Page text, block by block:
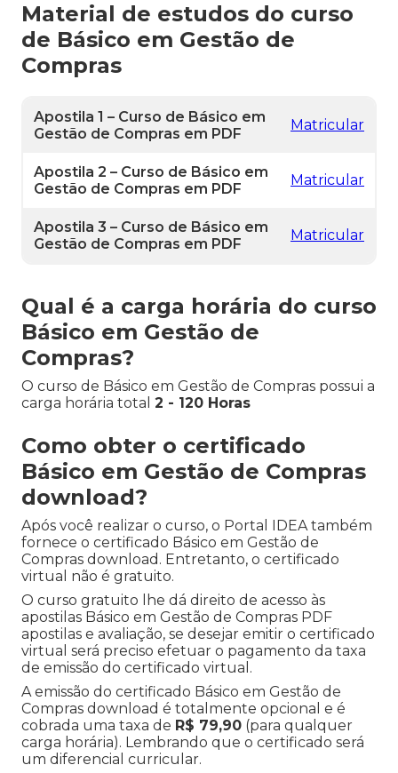
Material de estudos do curso
de Básico em Gestão de
Compras
Apostila 1 – Curso de Básico em
Gestão de Compras em PDF
Matricular
Apostila 2 – Curso de Básico em
Gestão de Compras em PDF
Matricular
Apostila 3 – Curso de Básico em
Gestão de Compras em PDF
Matricular
Qual é a carga horária do curso
Básico em Gestão de
Compras?
O curso de Básico em Gestão de Compras possui a
carga horária total 2 - 120 Horas
Como obter o certificado
Básico em Gestão de Compras
download?
Após você realizar o curso, o Portal IDEA também
fornece o certificado Básico em Gestão de
Compras download. Entretanto, o certificado
virtual não é gratuito.
O curso gratuito lhe dá direito de acesso às
apostilas Básico em Gestão de Compras PDF
apostilas e avaliação, se desejar emitir o certificado
virtual será preciso efetuar o pagamento da taxa
de emissão do certificado virtual.
A emissão do certificado Básico em Gestão de
Compras download é totalmente opcional e é
cobrada uma taxa de R$ 79,90 (para qualquer
carga horária). Lembrando que o certificado será
um diferencial curricular.